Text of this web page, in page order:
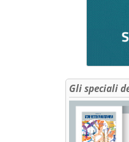
Gli speciali